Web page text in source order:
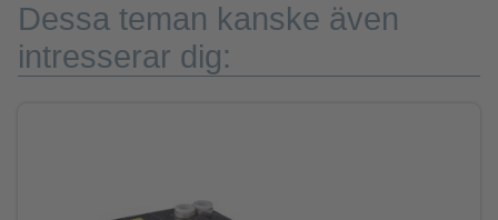
Dessa teman kanske även
intresserar dig: